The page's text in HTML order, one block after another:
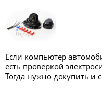
Если компьютер
есть проверкой
Тогда нужно докупить и